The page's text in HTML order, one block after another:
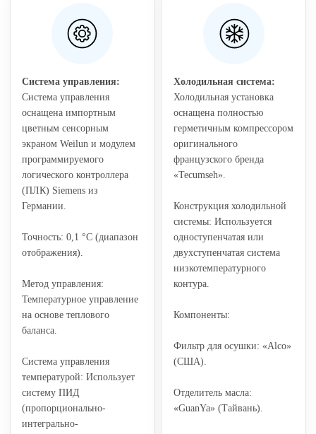
Система управления:
Система управления
оснащена импортным
цветным сенсорным
экраном Weilun и модулем
программируемого
логического контроллера
(ПЛК) Siemens из
Германии.
Точность: 0,1 °C (диапазон
отображения).
Метод управления:
Температурное управление
на основе теплового
баланса.
Система управления
температурой: Использует
систему ПИД
(пропорционально-
интегрально-
Холодильная система:
Холодильная установка
оснащена полностью
герметичным компрессором
оригинального
французского бренда
«Tecumseh».
Конструкция холодильной
системы: Используется
одноступенчатая или
двухступенчатая система
низкотемпературного
контура.
Компоненты:
Фильтр для осушки: «Alco»
(США).
Отделитель масла:
«GuanYa» (Тайвань).